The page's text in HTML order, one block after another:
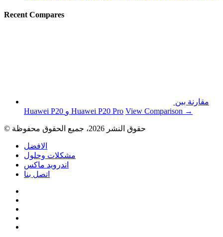
Recent Compares
مقارنة بين
Huawei P20 و Huawei P20 Pro View Comparison →
الافضل
مشكلات وحلول
اندرويد ماكس
اتصل بنا